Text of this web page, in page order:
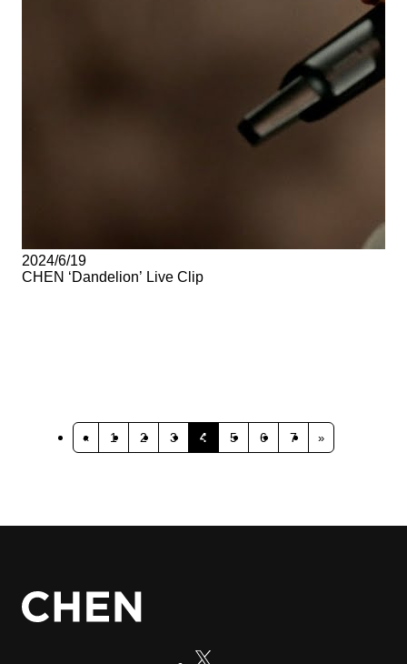
2024/6/19
CHEN ‘Dandelion’ Live Clip
り
« 1 2 3 4 5 6 7 »